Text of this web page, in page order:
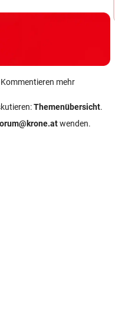
mehr
Themenübersicht.
wenden.